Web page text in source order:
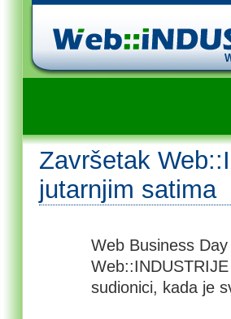
Završetak
jutarnjim satima
Web Business
sudionici, kada je